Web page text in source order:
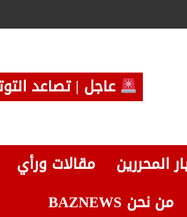
عاجل | تصاعد
المحررين
مقالات ورأي
من نحن BAZNEWS